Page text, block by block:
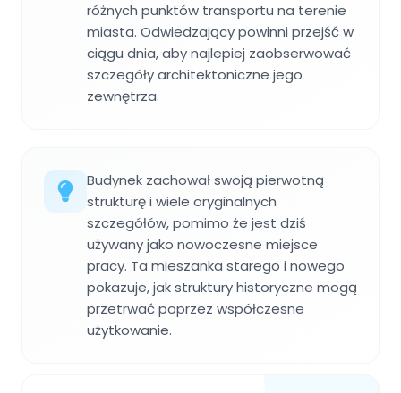
różnych punktów transportu na terenie
miasta. Odwiedzający powinni przejść w
ciągu dnia, aby najlepiej zaobserwować
szczegóły architektoniczne jego
zewnętrza.
Budynek zachował swoją pierwotną
strukturę i wiele oryginalnych
szczegółów, pomimo że jest dziś
używany jako nowoczesne miejsce
pracy. Ta mieszanka starego i nowego
pokazuje, jak struktury historyczne mogą
przetrwać poprzez współczesne
użytkowanie.